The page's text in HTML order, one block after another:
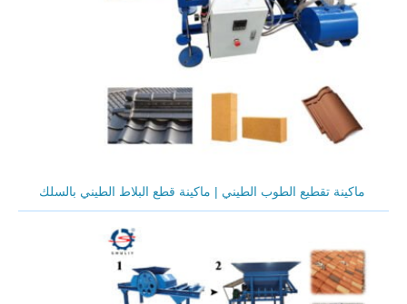
ماكينة تقطيع الطوب الطيني | ماكينة قطع البلاط الطيني بالسلك